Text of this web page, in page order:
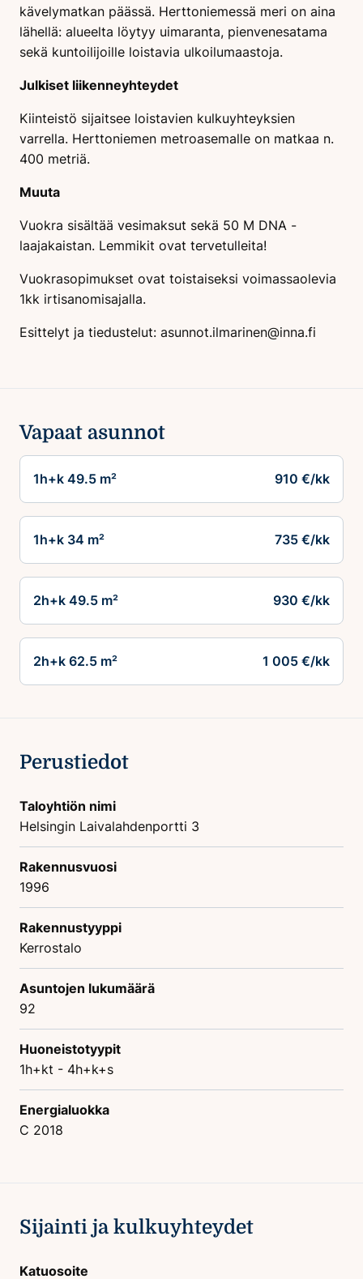
kävelymatkan päässä. Herttoniemessä meri on aina
lähellä: alueelta löytyy uimaranta, pienvenesatama
sekä kuntoilijoille loistavia ulkoilumaastoja.
Julkiset liikenneyhteydet
Kiinteistö sijaitsee loistavien kulkuyhteyksien
varrella. Herttoniemen metroasemalle on matkaa n.
400 metriä.
Muuta
Vuokra sisältää vesimaksut sekä 50 M DNA -
laajakaistan. Lemmikit ovat tervetulleita!
Vuokrasopimukset ovat toistaiseksi voimassaolevia
1kk irtisanomisajalla.
Esittelyt ja tiedustelut: asunnot.ilmarinen@inna.fi
Vapaat asunnot
1h+k 49.5 m² 910 €/kk
1h+k 34 m² 735 €/kk
2h+k 49.5 m² 930 €/kk
2h+k 62.5 m² 1 005 €/kk
Perustiedot
Taloyhtiön nimi
Helsingin Laivalahdenportti 3
Rakennusvuosi
1996
Rakennustyyppi
Kerrostalo
Asuntojen lukumäärä
92
Huoneistotyypit
1h+kt - 4h+k+s
Energialuokka
C 2018
Sijainti ja kulkuyhteydet
Katuosoite